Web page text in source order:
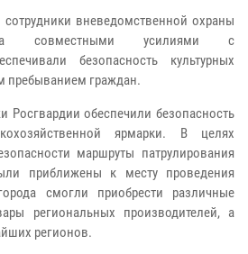
вневедомственной охраны
совместными усилиями с
безопасность культурных
пребыванием граждан.
Росгвардии обеспечили безопасность
ярмарки. В целях
маршруты патрулирования
приближены к месту проведения
смогли приобрести различные
региональных производителей, а
регионов.